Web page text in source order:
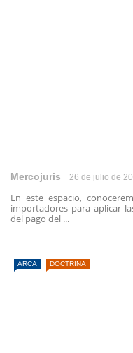
Mercojuris 26 de julio de
En este espacio,
importadores para aplicar
del pago del ...
ARCA DOCTRINA